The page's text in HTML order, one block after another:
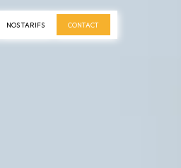
NOS TARIFS CONTACT